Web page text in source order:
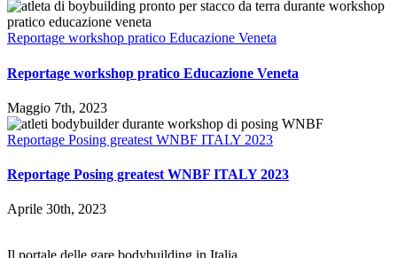
Reportage workshop pratico Educazione Veneta
Reportage workshop pratico Educazione Veneta
Maggio 7th, 2023
Reportage Posing greatest WNBF ITALY 2023
Reportage Posing greatest WNBF ITALY 2023
Aprile 30th, 2023